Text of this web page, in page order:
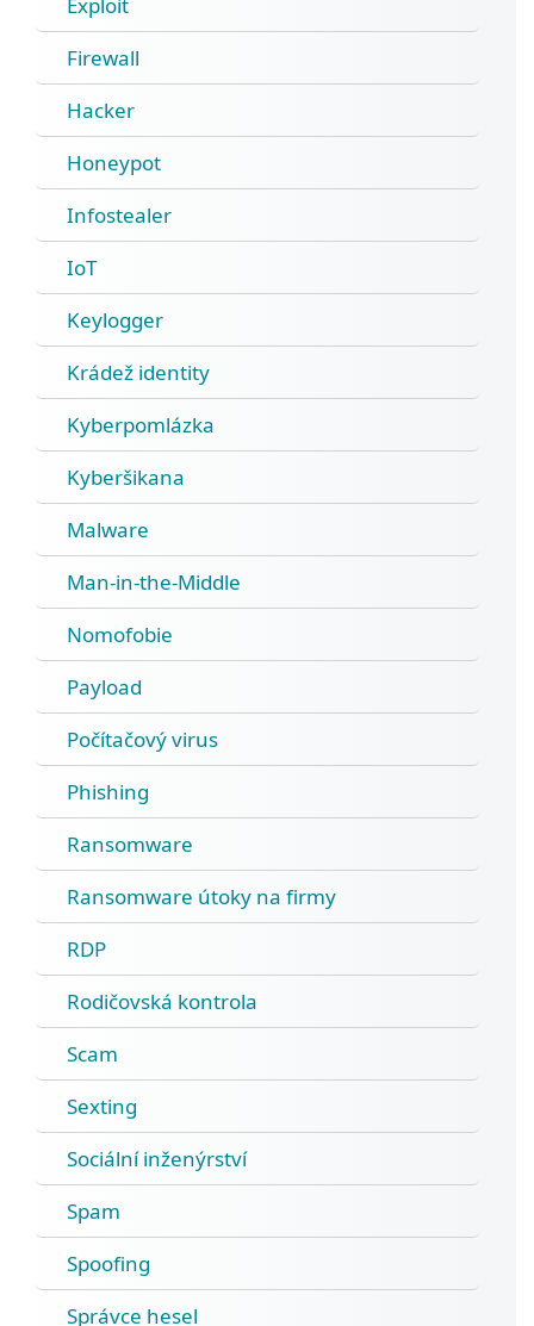
Firewall
Hacker
Honeypot
Infostealer
IoT
Keylogger
Krádež identity
Kyberpomlázka
Kyberšikana
Malware
Man-in-the-Middle
Nomofobie
Payload
Počítačový virus
Phishing
Ransomware
Ransomware útoky na firmy
RDP
Rodičovská kontrola
Scam
Sexting
Sociální inženýrství
Spam
Spoofing
Správce hesel